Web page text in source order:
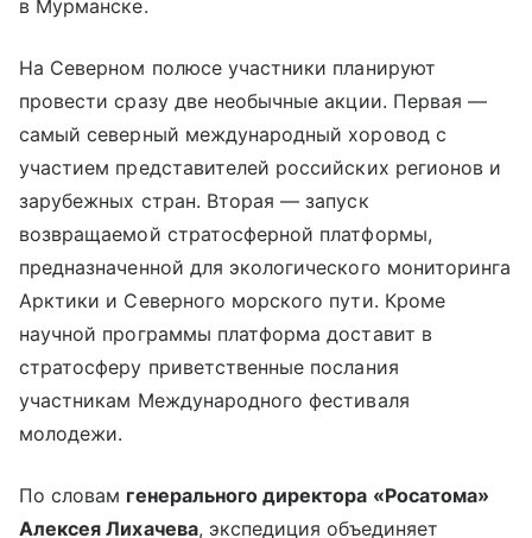
в Мурманске.
На Северном полюсе участники планируют
провести сразу две необычные акции. Первая —
самый северный международный хоровод с
участием представителей российских регионов и
зарубежных стран. Вторая — запуск
возвращаемой стратосферной платформы,
предназначенной для экологического мониторинга
Арктики и Северного морского пути. Кроме
научной программы платформа доставит в
стратосферу приветственные послания
участникам Международного фестиваля
молодежи.
По словам генерального директора «Росатома»
Алексея Лихачева, экспедиция объединяет